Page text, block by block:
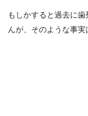
もしかすると過去に
んが、そのような事実